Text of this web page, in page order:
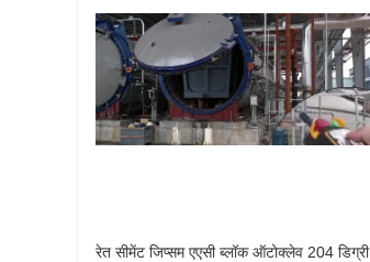
रेत सीमेंट जिप्सम एएसी ब्लॉक ऑटोक्लेव 204 डिग्री